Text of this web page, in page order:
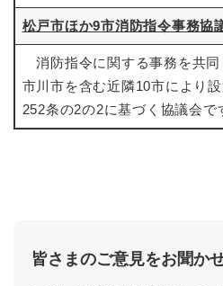
松戸市ほか9市消防指令事務協
消防指令に関する事務を共同
市川市を含む近隣10市により
252条の2の2に基づく協議会で
皆さまのご意見をお聞か